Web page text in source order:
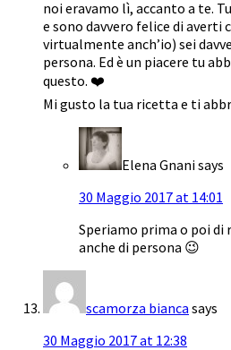
noi eravamo lì, accanto a te.
e sono davvero felice di averti
virtualmente anch’io) sei
persona. Ed è un piacere tu
questo. ❤️
Mi gusto la tua ricetta e ti
Elena Gnanisays
30 Maggio 2017 at 14:01
Speriamo prima o poi di
anche di persona 😉
scamorza bianca says
30 Maggio 2017 at 12:38